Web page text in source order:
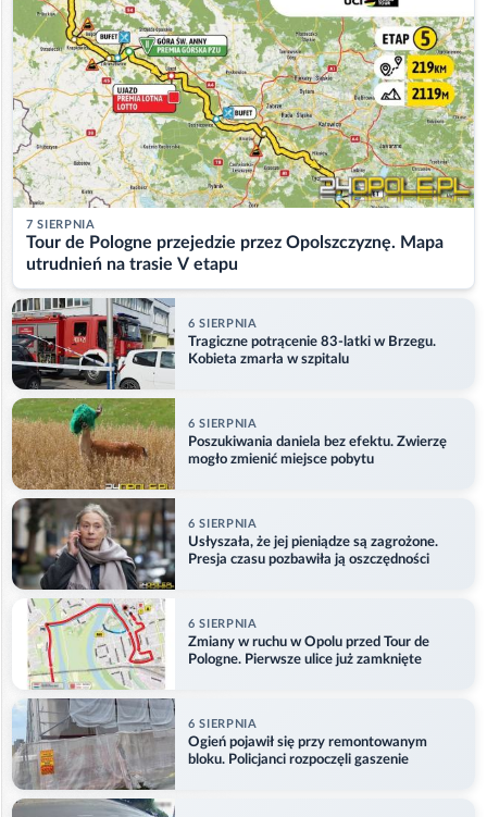
7 SIERPNIA
Tour de Pologne przejedzie przez Opolszczyznę. Mapa
utrudnień na trasie V etapu
6 SIERPNIA
Tragiczne potrącenie 83-latki w Brzegu.
Kobieta zmarła w szpitalu
6 SIERPNIA
Poszukiwania daniela bez efektu. Zwierzę
mogło zmienić miejsce pobytu
6 SIERPNIA
Usłyszała, że jej pieniądze są zagrożone.
Presja czasu pozbawiła ją oszczędności
6 SIERPNIA
Zmiany w ruchu w Opolu przed Tour de
Pologne. Pierwsze ulice już zamknięte
6 SIERPNIA
Ogień pojawił się przy remontowanym
bloku. Policjanci rozpoczęli gaszenie